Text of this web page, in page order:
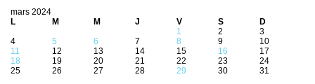
mars 2024
L
M M J V S
D
1
2
3
4
5 6 7 8 9
10
11
12 13 14 15 16
17
18
19 20 21 22 23
24
25
26 27 28 29 30 31